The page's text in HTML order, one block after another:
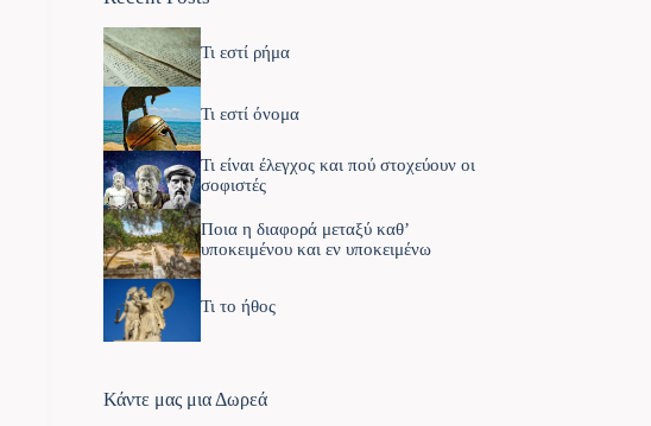
Τι εστί ρήμα
Τι εστί όνομα
Τι είναι έλεγχος και πού στοχεύουν οι
σοφιστές
Ποια η διαφορά μεταξύ καθ’
υποκειμένου και εν υποκειμένω
Τι το ήθος
Κάντε μας μια Δωρεά